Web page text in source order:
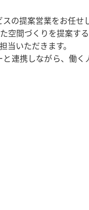
の提案営業をお任せし
間づくりを提案する
いただきます。
連携しながら、働